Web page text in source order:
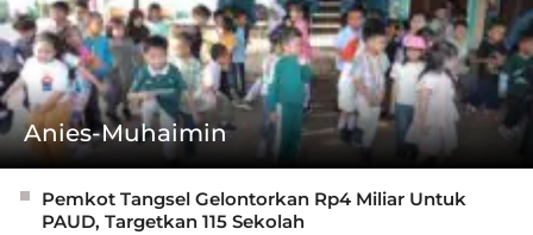
Anies-Muhaimin
Pemkot Tangsel Gelontorkan Rp4 Miliar Untuk
PAUD, Targetkan 115 Sekolah